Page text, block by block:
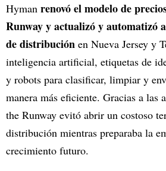
Hyman renovó el modelo de
Runway y actualizó y automatizó
de distribución en Nueva Jersey y
inteligencia artificial, etiquetas de
y robots para clasificar, limpiar y
manera más eficiente. Gracias a las
the Runway evitó abrir un costoso
distribución mientras preparaba la
crecimiento futuro.